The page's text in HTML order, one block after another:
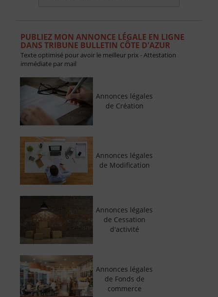
PUBLIEZ MON ANNONCE LÉGALE EN LIGNE
DANS TRIBUNE BULLETIN CÔTE D'AZUR
Texte optimisé pour avoir le meilleur prix - Attestation
immédiate par mail
Annonces légales
de Création
Annonces légales
de Modification
Annonces légales
de Cessation
d'activité
Annonces légales
de Fonds de
commerce